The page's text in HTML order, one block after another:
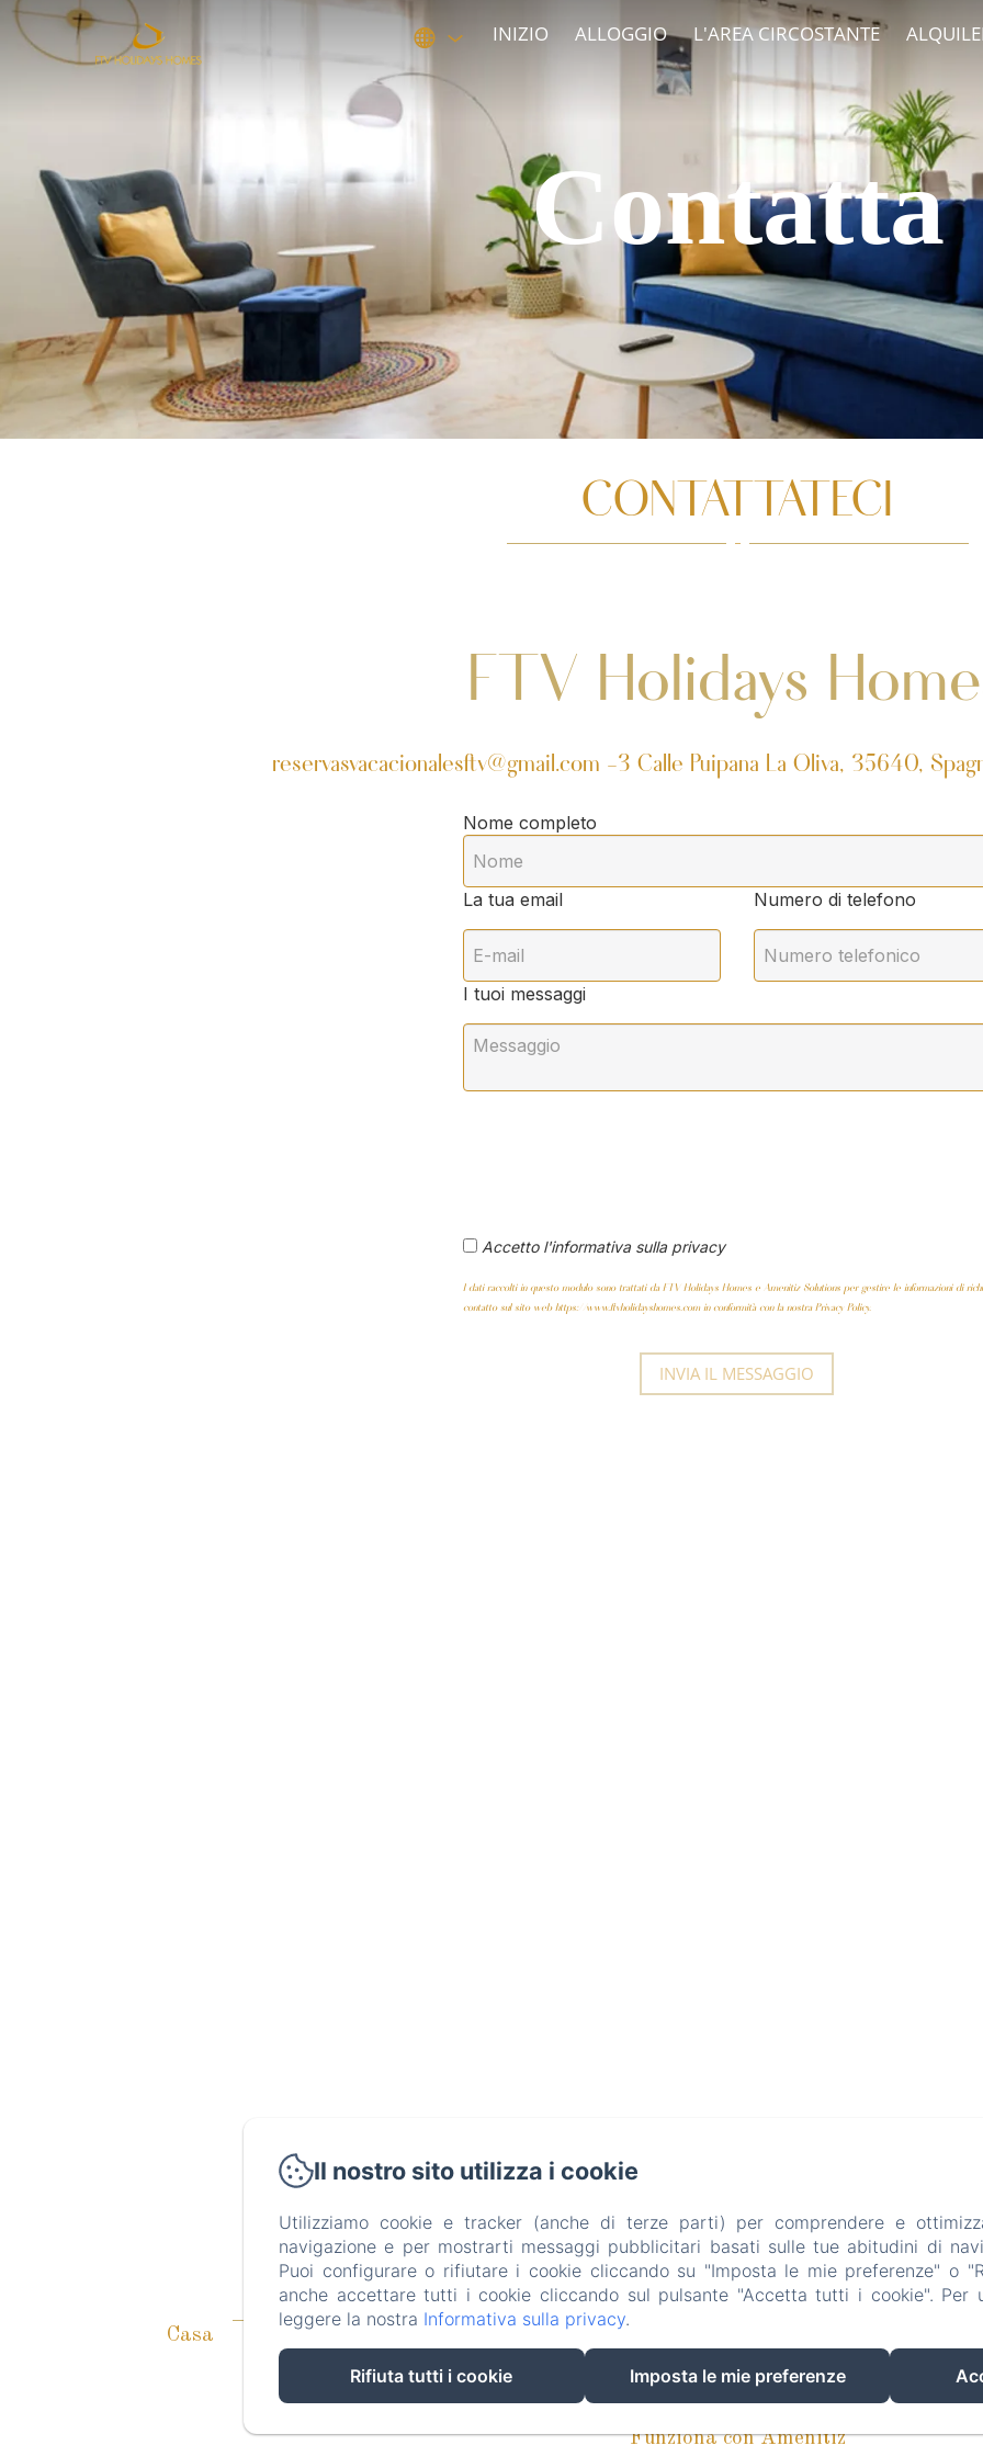
INIZIO ALLOGGIO L'AREA CIRCOSTANTE
Contatta
CONTATTATECI
FTV Holidays
reservasvacacionalesftv@gmail.com -3 Calle Puipana La Oliva, 35640,
Nome completo
La tua email Numero di telefono
I tuoi messaggi
Accetto l'informativa sulla privacy
I dati raccolti in questo modulo sono trattati da FTV Holidays Homes e Amenitiz Solutions per gestire le informazioni di
contatto sul sito web https://www.ftvholidayshomes.com in conformità con la nostra Privacy Policy.
FTV Holidays
Casa Camere New Menu Item
EN ES
IT
Funziona con Amenitiz
Il nostro sito utilizza i cookie
Utilizziamo cookie e tracker (anche di terze parti) per comprendere e
navigazione e per mostrarti messaggi pubblicitari basati sulle tue abitudini di
Puoi configurare o rifiutare i cookie cliccando su "Imposta le mie preferenze" o
anche accettare tutti i cookie cliccando sul pulsante "Accetta tutti i cookie". Per
leggere la nostra Informativa sulla privacy.
Rifiuta tutti i cookie Imposta le mie preferenze